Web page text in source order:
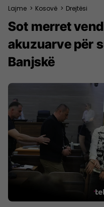
Lajme > Kosovë > Drejtësi
Sot merret
akuzuarve për
Banjskë